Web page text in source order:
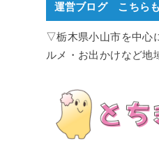
運営ブログ こちらも
▽栃木県小山市を中心
ルメ・お出かけなど地